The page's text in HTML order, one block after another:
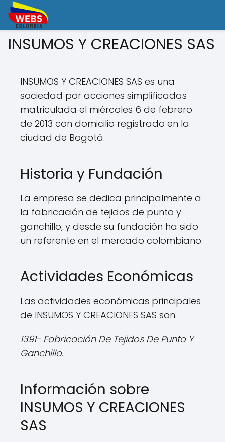
INSUMOS Y CREACIONES SAS
INSUMOS Y CREACIONES SAS es una
sociedad por acciones simplificadas
matriculada el miércoles 6 de febrero
de 2013 con domicilio registrado en la
ciudad de Bogotá.
Historia y Fundación
La empresa se dedica principalmente a
la fabricación de tejidos de punto y
ganchillo, y desde su fundación ha sido
un referente en el mercado colombiano.
Actividades Económicas
Las actividades económicas principales
de INSUMOS Y CREACIONES SAS son:
1391- Fabricación De Tejidos De Punto Y
Ganchillo.
Información sobre
INSUMOS Y CREACIONES
SAS